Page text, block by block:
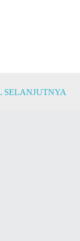
SELANJUTNYA